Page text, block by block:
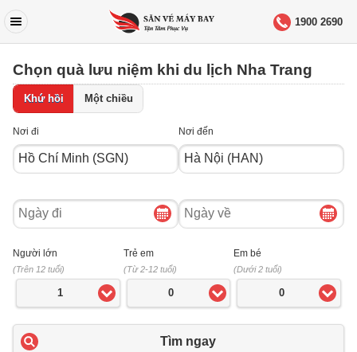
1900 2690
Chọn quà lưu niệm khi du lịch Nha Trang
Khứ hồi Một chiều
Nơi đi Nơi đến
Ngày
đi
Ngày
về
Người lớn
(Trên 12 tuổi)
1
Trẻ em
(Từ 2-12 tuổi)
0
Em bé
(Dưới 2 tuổi)
0
Tìm ngay